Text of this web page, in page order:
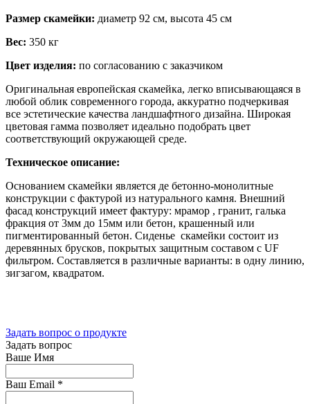
Размер скамейки: диаметр 92 см, высота 45 см
Вес: 350 кг
Цвет изделия: по согласованию с заказчиком
Оригинальная европейская скамейка, легко вписывающаяся в
любой облик современного города, аккуратно подчеркивая
все эстетические качества ландшафтного дизайна. Широкая
цветовая гамма позволяет идеально подобрать цвет
соответствующий окружающей среде.
Техническое описание:
Основанием скамейки является де бетонно-монолитные
конструкции с фактурой из натурального камня. Внешний
фасад конструкций имеет фактуру: мрамор , гранит, галька
фракция от 3мм до 15мм или бетон, крашенный или
пигментированный бетон. Сиденье скамейки состоит из
деревянных брусков, покрытых защитным составом с UF
фильтром. Составляется в различные варианты: в одну линию,
зигзагом, квадратом.
Задать вопрос о продукте
Задать вопрос
Ваше Имя
Ваш Email *